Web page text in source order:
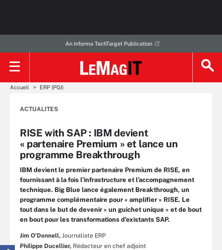
An Informa TechTarget Publication
Accueil ERP (PGI)
ACTUALITES
RISE with SAP : IBM devient
« partenaire Premium » et lance un
programme Breakthrough
IBM devient le premier partenaire Premium de RISE, en
fournissant à la fois l’infrastructure et l’accompagnement
technique. Big Blue lance également Breakthrough, un
programme complémentaire pour « amplifier » RISE. Le
tout dans le but de devenir « un guichet unique » et de bout
en bout pour les transformations d’existants SAP.
Jim O'Donnell, Journaliste ERP
Philippe Ducellier, Rédacteur en chef adjoint